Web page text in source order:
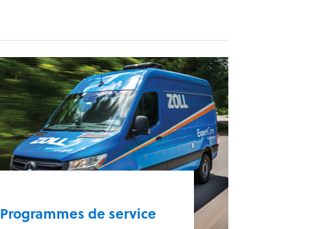
Programmes de service